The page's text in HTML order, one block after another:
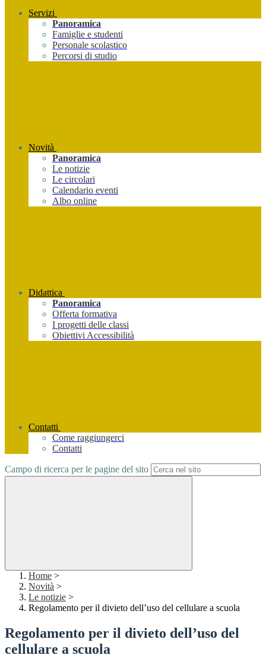
Servizi
Panoramica
Famiglie e studenti
Personale scolastico
Percorsi di studio
Novità
Panoramica
Le notizie
Le circolari
Calendario eventi
Albo online
Didattica
Panoramica
Offerta formativa
I progetti delle classi
Obiettivi Accessibilità
Contatti
Come raggiungerci
Contatti
Campo di ricerca per le pagine del sito
Home >
Novità >
Le notizie >
Regolamento per il divieto dell’uso del cellulare a scuola
Regolamento per il divieto dell’uso del
cellulare a scuola